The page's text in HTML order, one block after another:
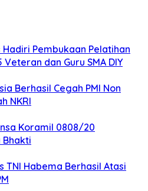
Pembukaan Pelatihan
dan Guru SMA DIY
Berhasil Cegah PMI Non
NKRI
Koramil 0808/20
Bhakti
TNI Habema Berhasil Atasi